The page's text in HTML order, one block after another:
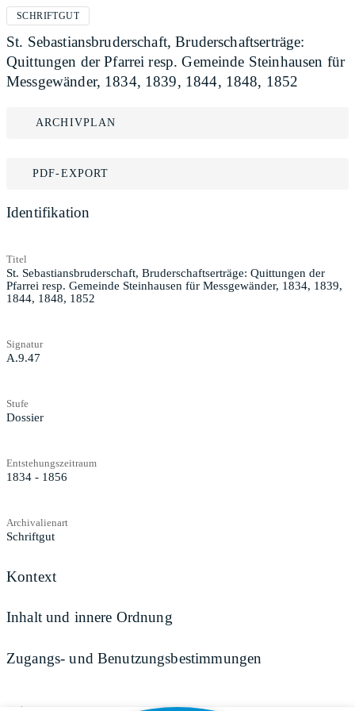
SCHRIFTGUT
St. Sebastiansbruderschaft, Bruderschaftserträge:
Quittungen der Pfarrei resp. Gemeinde Steinhausen für
Messgewänder, 1834, 1839, 1844, 1848, 1852
ARCHIVPLAN
PDF-EXPORT
Identifikation
Titel
St. Sebastiansbruderschaft, Bruderschaftserträge: Quittungen der
Pfarrei resp. Gemeinde Steinhausen für Messgewänder, 1834, 1839,
1844, 1848, 1852
Signatur
A.9.47
Stufe
Dossier
Entstehungszeitraum
1834 - 1856
Archivalienart
Schriftgut
Kontext
Inhalt und innere Ordnung
Zugangs- und Benutzungsbestimmungen